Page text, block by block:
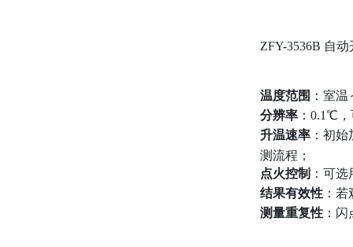
ZFY-3536B 自
温度范围 ：室
分辨率 ：0.1℃
升温速率 ：初
测流程；
点火控制 ：可
结果有效性 ：
测量重复性 ：